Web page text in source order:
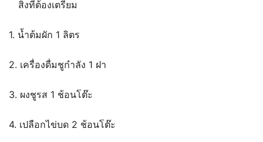
สิ่งที่ต้องเตรียม
1. น้ำต้มผัก 1 ลิตร
2. เครื่องดื่มชูกำลัง 1 ฝา
3. ผงชูรส 1 ช้อนโต๊ะ
4. เปลือกไข่บด 2 ช้อนโต๊ะ